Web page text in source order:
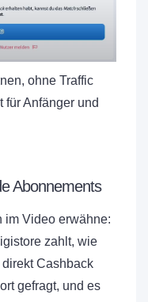
ohne Traffic
für Anfänger und
Abonnements
im Video erwähne:
zahlt, wie
Cashback
gefragt, und es